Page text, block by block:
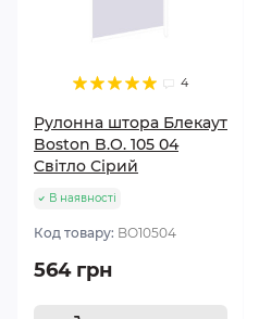
4
Рулонна штора Блекаут
Boston B.O. 105 04
Світло Сірий
В наявності
Код товару: BО10504
564 грн